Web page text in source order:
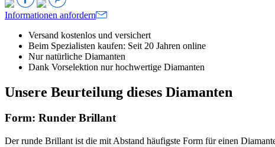
Informationen anfordern
Versand kostenlos und versichert
Beim Spezialisten kaufen: Seit 20 Jahren online
Nur natürliche Diamanten
Dank Vorselektion nur hochwertige Diamanten
Unsere Beurteilung dieses Diamanten
Form: Runder Brillant
Der runde Brillant ist die mit Abstand häufigste Form für einen